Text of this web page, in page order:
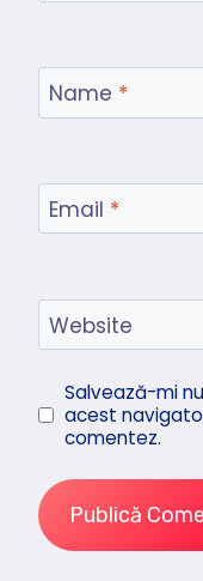
Name *
Email *
Website
Salvează-mi
acest
comentez.